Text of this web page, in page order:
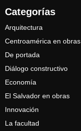
Categorías
Arquitectura
Centroamérica en obras
De portada
Diálogo constructivo
Economía
El Salvador en obras
Innovación
La facultad